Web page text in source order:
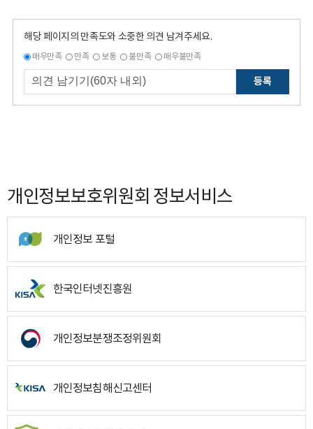
해당 페이지의 만족도와 소중한 의견 남겨주세요.
매우만족 만족 보통 불만족 매우불만족
등록
개인정보보호위원회 정보서비스
개인정보 포털
한국인터넷진흥원
개인정보분쟁조정위원회
개인정보침해신고센터